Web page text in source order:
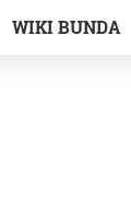
WIKI BUNDA